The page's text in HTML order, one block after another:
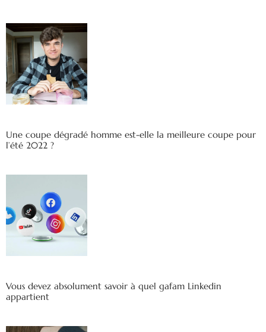
Une coupe dégradé homme est-elle la meilleure coupe pour
l’été 2022 ?
Vous devez absolument savoir à quel gafam Linkedin
appartient